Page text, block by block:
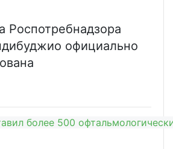
Роспотребнадзора
официально